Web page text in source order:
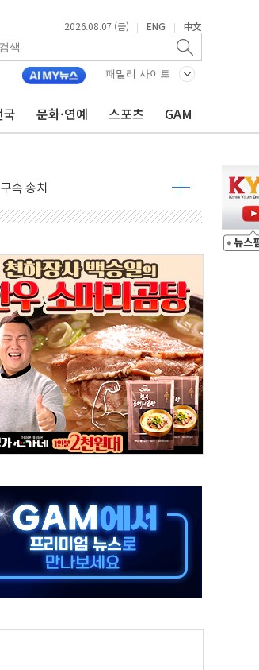
2026.08.07 (금) | ENG | 中文
패밀리 사이트
국 문화·연예 스포츠 GAM
일용직 추락 사망
촉진하는 것이 부동산 정상화"
' 유병호 감사위원 구속 기소
조원' 사상 최대
로그램 성료
항소심도 징역 3년 선고
구속 송치
...폭염 대책비는 8.6배 증가
방촌 폭염 대응상황 점검
아 엔화 부양' 사후 통보만
는 경기 신호가 달라졌다
개월 만
위촉장 수여식 및 1차 회의
주